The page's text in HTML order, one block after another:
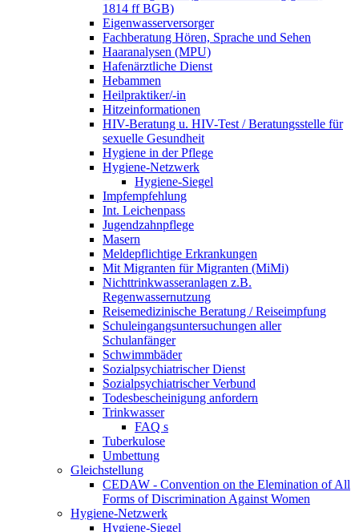
1814 ff BGB)
Eigenwasserversorger
Fachberatung Hören, Sprache und Sehen
Haaranalysen (MPU)
Hafenärztliche Dienst
Hebammen
Heilpraktiker/-in
Hitzeinformationen
HIV-Beratung u. HIV-Test / Beratungsstelle für
sexuelle Gesundheit
Hygiene in der Pflege
Hygiene-Netzwerk
Hygiene-Siegel
Impfempfehlung
Int. Leichenpass
Jugendzahnpflege
Masern
Meldepflichtige Erkrankungen
Mit Migranten für Migranten (MiMi)
Nichttrinkwasseranlagen z.B.
Regenwassernutzung
Reisemedizinische Beratung / Reiseimpfung
Schuleingangsuntersuchungen aller
Schulanfänger
Schwimmbäder
Sozialpsychiatrischer Dienst
Sozialpsychiatrischer Verbund
Todesbescheinigung anfordern
Trinkwasser
FAQ s
Tuberkulose
Umbettung
Gleichstellung
CEDAW - Convention on the Elemination of All
Forms of Discrimination Against Women
Hygiene-Netzwerk
Hygiene-Siegel